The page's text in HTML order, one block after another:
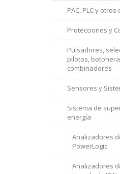
PAC, PLC y
Protecciones y
Pulsadores,
pilotos,
combinadores
Sensores y
Sistema de
energía
Analizadores
PowerLogic
Analizadores